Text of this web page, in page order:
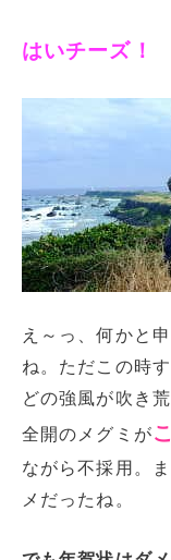
はいチーズ！
え～っ、何かと
ね。ただこの時
どの強風が吹き
全開のメグミが
ながら不採用。
メだったね。